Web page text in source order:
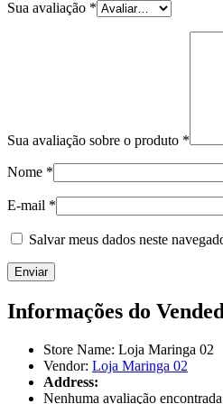
Sua avaliação *
Sua avaliação sobre o produto *
Nome *
E-mail *
Salvar meus dados neste
Informações do
Store Name: Loja Maringa 02
Vendor: Loja Maringa 02
Address:
Nenhuma avaliação